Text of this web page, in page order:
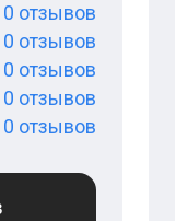
0 отзывов
0 отзывов
0 отзывов
0 отзывов
0 отзывов